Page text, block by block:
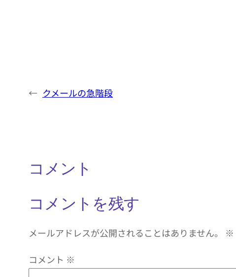
← クメールの急階段
コメント
コメントを残す
メールアドレスが公開されることはありません。 ※
コメント ※